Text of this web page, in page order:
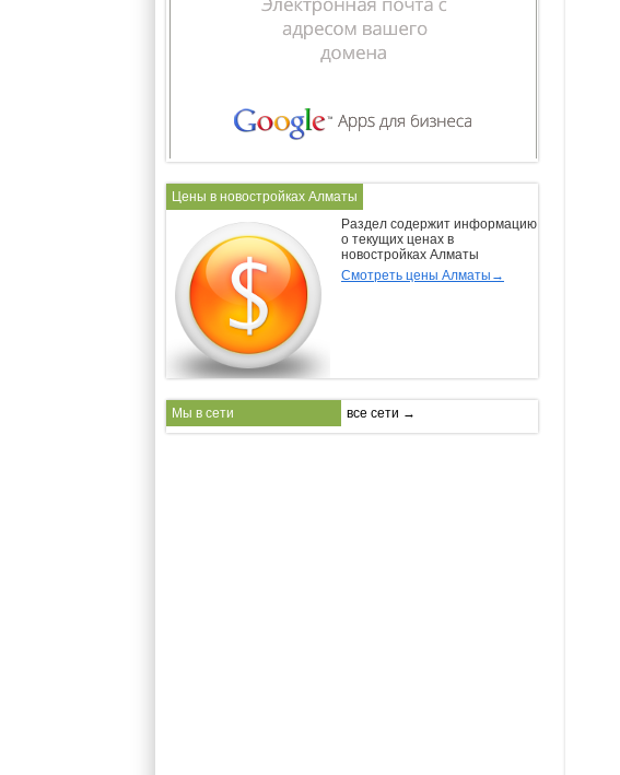
Цены в новостройках Алматы
Раздел содержит информацию
о текущих ценах в
новостройках Алматы
Смотреть цены Алматы→
Мы в сети все сети →